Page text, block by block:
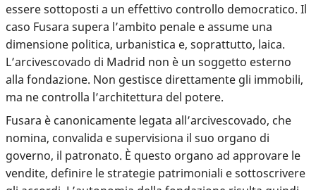
essere sottoposti a un effettivo controllo democratico. Il
caso Fusara supera l’ambito penale e assume una
dimensione politica, urbanistica e, soprattutto, laica.
L’arcivescovado di Madrid non è un soggetto esterno
alla fondazione. Non gestisce direttamente gli immobili,
ma ne controlla l’architettura del potere.
Fusara è canonicamente legata all’arcivescovado, che
nomina, convalida e supervisiona il suo organo di
governo, il patronato. È questo organo ad approvare le
vendite, definire le strategie patrimoniali e sottoscrivere